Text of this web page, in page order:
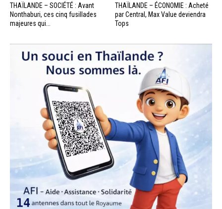
THAÏLANDE – SOCIÉTÉ : Avant
Nonthaburi, ces cinq fusillades
majeures qui...
THAÏLANDE – ÉCONOMIE : Acheté
par Central, Max Value deviendra
Tops